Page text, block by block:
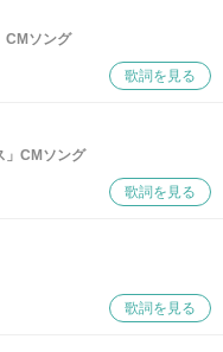
CMソング
歌詞を見る
」CMソング
歌詞を見る
歌詞を見る